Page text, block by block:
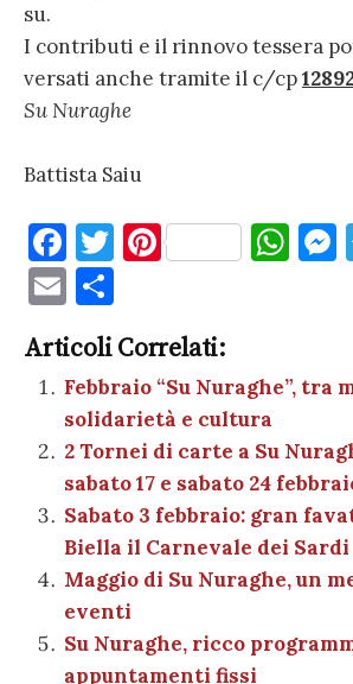
su.
I contributi e il rinnovo tessera
versati anche tramite il c/cp
Su Nuraghe
Battista Saiu
F
a
c
e
b
o
o
k
T
te
r
Pi
es
t
W
A
p
p
er
E
m
ai
l
o
n
di
vi
di
Articoli Correlati:
Febbraio “Su Nuraghe”, tra
solidarietà e cultura
2 Tornei di carte a Su
sabato 17 e sabato 24
Sabato 3 febbraio: gran
Biella il Carnevale dei Sardi
Maggio di Su Nuraghe, un
eventi
Su Nuraghe, ricco
appuntamenti fissi